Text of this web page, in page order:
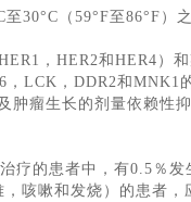
30°C（59°F至86°F）
，HER2和HER4）
LCK，DDR2和
肿瘤生长的剂量依赖
疗的患者中，有0.5％
咳嗽和发烧）的患者